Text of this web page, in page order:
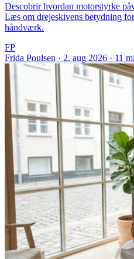
Descobrir hvordan motorstyrke
Læs om drejeskivens betydning
håndværk.
FP
Frida Poulsen · 2. aug 2026 · 11